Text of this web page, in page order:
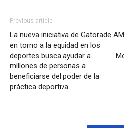
Previous article
La nueva iniciativa de Gatorade
en torno a la equidad en los
deportes busca ayudar a
millones de personas a
beneficiarse del poder de la
práctica deportiva